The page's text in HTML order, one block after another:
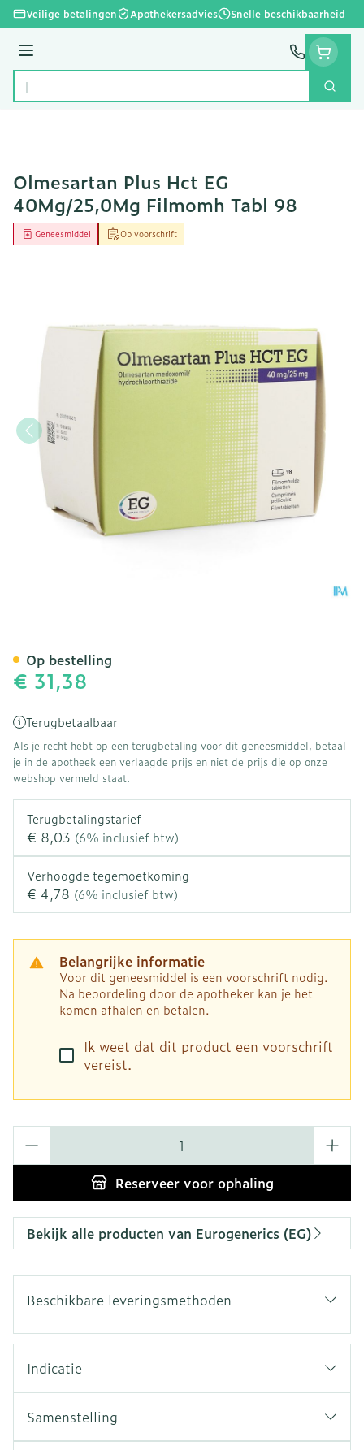
Ga naar de inhoud
Veilige betalingen Apothekersadvies Snelle beschikbaarheid
Menu
Product, merk, categorie...
Zoek
Olmesartan Plus Hct EG
40Mg/25,0Mg Filmomh Tabl 98
Op voorschrift
Geneesmiddel
€ 31,38
Terugbetaalbaar
Als je recht hebt op een terugbetaling voor dit geneesmiddel, betaal
je in de apotheek een verlaagde prijs en niet de prijs die op onze
webshop vermeld staat.
Terugbetalingstarief
€ 8,03 (6% inclusief btw)
Verhoogde tegemoetkoming
€ 4,78 (6% inclusief btw)
Belangrijke informatie
Voor dit geneesmiddel is een voorschrift nodig.
Na beoordeling door de apotheker kan je het
komen afhalen en betalen.
Ik weet dat dit product een voorschrift
vereist.
Reserveervoor ophaling
Op bestelling
Bekijk alle producten van Eurogenerics (EG)
Beschikbare leveringsmethoden
Indicatie
Samenstelling